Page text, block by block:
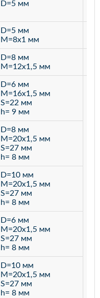
D=5 мм
D=5 мм
M=8х1 мм
D=8 мм
M=12х1,5 мм
D=6 мм
M=16х1,5 мм
S=22 мм
h= 9 мм
D=8 мм
M=20х1,5 мм
S=27 мм
h= 8 мм
D=10 мм
M=20х1,5 мм
S=27 мм
h= 8 мм
D=6 мм
M=20х1,5 мм
S=27 мм
h= 8 мм
D=10 мм
M=20х1,5 мм
S=27 мм
h= 8 мм